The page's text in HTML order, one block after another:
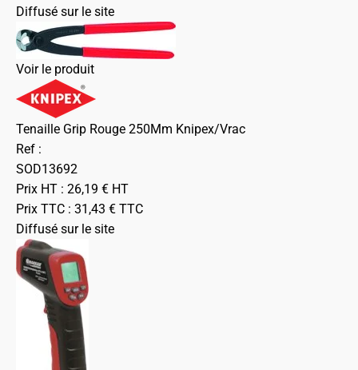
Diffusé sur le site
Voir le produit
Tenaille Grip Rouge 250Mm Knipex/Vrac
Ref :
SOD13692
Prix HT : 26,19 € HT
Prix TTC : 31,43 € TTC
Diffusé sur le site